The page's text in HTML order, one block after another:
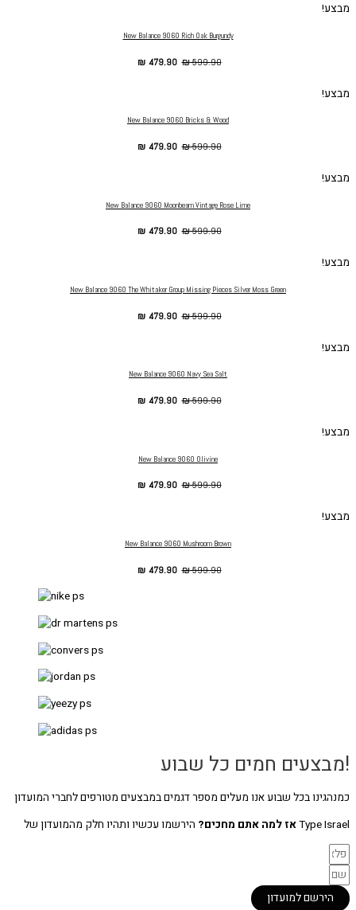
מבצע!
New Balance 9060 Rich Oak Burgundy
₪599.90
₪ 479.90
מבצע!
New Balance 9060 Bricks & Wood
₪599.90
₪ 479.90
מבצע!
New Balance 9060 Moonbeam Vintage Rose Lime
₪599.90
₪ 479.90
מבצע!
New Balance 9060 The Whitaker Group Missing Pieces Silver Moss Green
₪599.90
₪ 479.90
מבצע!
New Balance 9060 Navy Sea Salt
₪599.90
₪ 479.90
מבצע!
New Balance 9060 Olivine
₪599.90
₪ 479.90
מבצע!
New Balance 9060 Mushroom Brown
₪599.90
₪ 479.90
!מבצעים חמים כל שבוע
כמנהגינו בכל שבוע אנו מעלים מספר דגמים במבצעים מטורפים לחברי המועדון
Type Israelאז למה אתם מחכים? הירשמו עכשיו ותהיו חלק מהמועדון של
הירשם למועדון